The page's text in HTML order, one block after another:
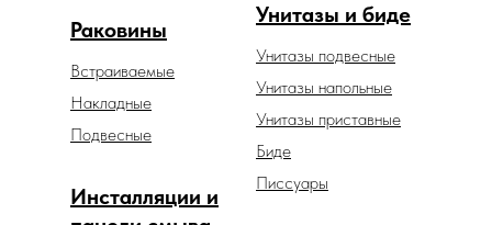
Унитазы и биде
Унитазы подвесные
Унитазы напольные
Унитазы приставные
Раковины
Встраиваемые
Накладные
Подвесные
Биде
Инсталляции и
Писсуары